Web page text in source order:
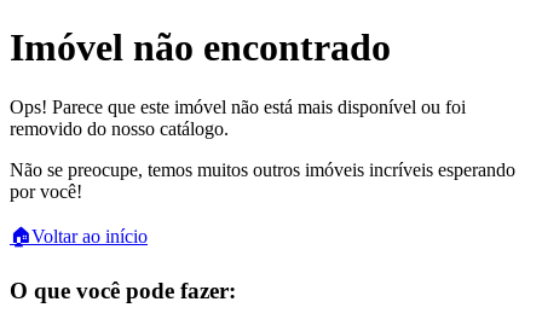
Imóvel não encontrado
Ops! Parece que este imóvel não está mais disponível ou foi
removido do nosso catálogo.
Não se preocupe, temos muitos outros imóveis incríveis esperando
por você!
🏠Voltar ao início
O que você pode fazer: